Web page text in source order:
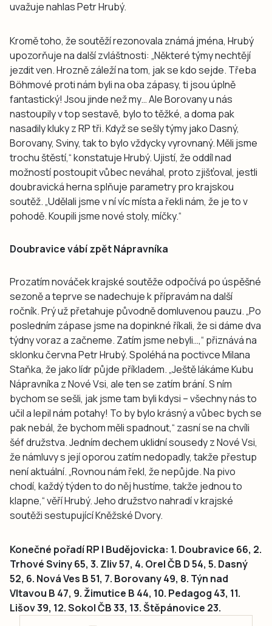
uvažuje nahlas Petr Hrubý.
Kromě toho, že soutěží rezonovala známá jména, Hrubý
upozorňuje na další zvláštnosti: „Některé týmy nechtějí
jezdit ven. Hrozně záleží na tom, jak se kdo sejde. Třeba
Böhmové proti nám byli na oba zápasy, ti jsou úplně
fantastický! Jsou jinde než my… Ale Borovany u nás
nastoupily v top sestavě, bylo to těžké, a doma pak
nasadily kluky z RP tři. Když se sešly týmy jako Dasný,
Borovany, Sviny, tak to bylo vždycky vyrovnaný. Měli jsme
trochu štěstí,“ konstatuje Hrubý. Ujistí, že oddíl nad
možností postoupit vůbec neváhal, proto zjišťoval, jestli
doubravická herna splňuje parametry pro krajskou
soutěž. „Udělali jsme v ní víc místa a řekli nám, že je to v
pohodě. Koupili jsme nové stoly, míčky.“
Doubravice vábí zpět Nápravníka
Prozatím nováček krajské soutěže odpočívá po úspěšné
sezoně a teprve se nadechuje k přípravám na další
ročník. Prý už přetahuje původně domluvenou pauzu. „Po
posledním zápase jsme na dopinkné říkali, že si dáme dva
týdny voraz a začneme. Zatím jsme nebyli…,“ přiznává na
sklonku června Petr Hrubý. Spoléhá na poctivce Milana
Staňka, že jako lídr půjde příkladem. „Ještě lákáme Kubu
Nápravníka z Nové Vsi, ale ten se zatím brání. S ním
bychom se sešli, jak jsme tam byli kdysi – všechny nás to
učil a lepil nám potahy! To by bylo krásný a vůbec bych se
pak nebál, že bychom měli spadnout,“ zasní se na chvíli
šéf družstva. Jedním dechem uklidní sousedy z Nové Vsi,
že námluvy s její oporou zatím nedopadly, takže přestup
není aktuální. „Rovnou nám řekl, že nepůjde. Na pivo
chodí, každý týden to do něj hustíme, takže jednou to
klapne,“ věří Hrubý. Jeho družstvo nahradí v krajské
soutěži sestupující Kněžské Dvory.
Konečné pořadí RP I Budějovicka: 1. Doubravice 66, 2.
Trhové Sviny 65, 3. Zliv 57, 4. Orel ČB D 54, 5. Dasný
52, 6. Nová Ves B 51, 7. Borovany 49, 8. Týn nad
Vltavou B 47, 9. Žimutice B 44, 10. Pedagog 43, 11.
Lišov 39, 12. Sokol ČB 33, 13. Štěpánovice 23.